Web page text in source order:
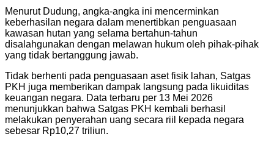
Menurut Dudung, angka-angka ini mencerminkan
keberhasilan negara dalam menertibkan penguasaan
kawasan hutan yang selama bertahun-tahun
disalahgunakan dengan melawan hukum oleh pihak-pihak
yang tidak bertanggung jawab.
Tidak berhenti pada penguasaan aset fisik lahan, Satgas
PKH juga memberikan dampak langsung pada likuiditas
keuangan negara. Data terbaru per 13 Mei 2026
menunjukkan bahwa Satgas PKH kembali berhasil
melakukan penyerahan uang secara riil kepada negara
sebesar Rp10,27 triliun.